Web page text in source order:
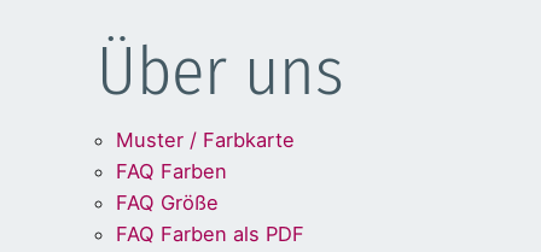
Über uns
Muster / Farbkarte
FAQ Farben
FAQ Größe
FAQ Farben als PDF